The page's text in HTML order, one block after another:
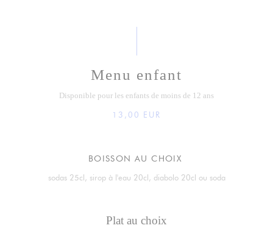
Menu enfant
Disponible pour les enfants de moins de 12 ans
13,00 EUR
BOISSON AU CHOIX
sodas 25cl, sirop à l'eau 20cl, diabolo 20cl ou soda
Plat au choix